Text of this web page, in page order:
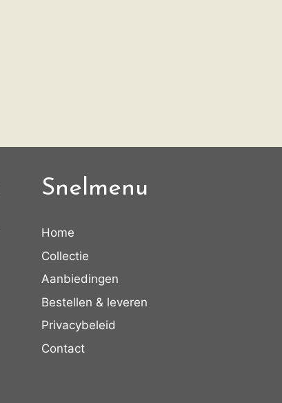
Snelmenu
Home
Collectie
Aanbiedingen
Bestellen & leveren
Privacybeleid
Contact